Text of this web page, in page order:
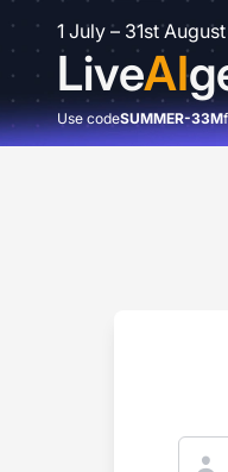
1 July – 31st
LiveAI
Use codeSUMMER-33M